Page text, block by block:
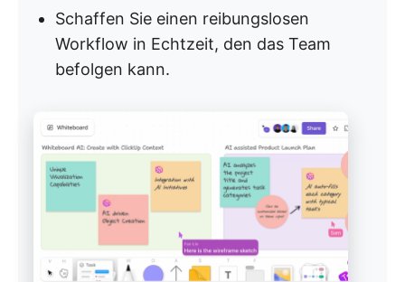
Schaffen Sie einen reibungslosen
Workflow in Echtzeit, den das Team
befolgen kann.